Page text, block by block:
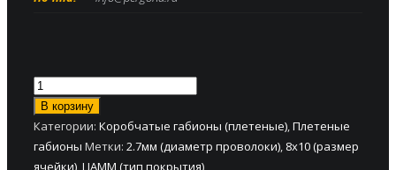
Количество
товара
Коробчатый
габион
4,0х0,5х0,5-
В корзину
Категории: Коробчатые габионы (плетеные),Плетеные
габионы Метки: 2.7мм (диаметр проволоки), 8х10 (размер
ячейки),ЦАММ (тип покрытия)